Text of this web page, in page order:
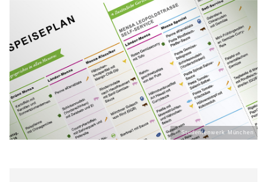
© Studentenwerk München